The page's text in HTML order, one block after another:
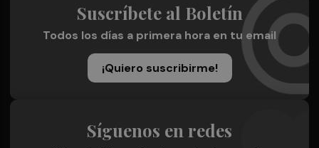
Suscríbete al Boletín
Todos los días a primera hora en tu email
¡Quiero suscribirme!
Síguenos en redes